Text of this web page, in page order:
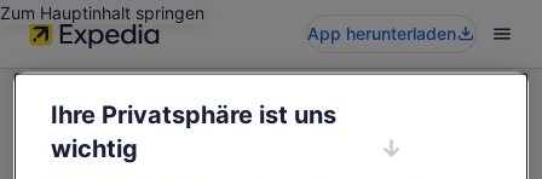
Zum Hauptinhalt springen
App herunterladen
Ihre Privatsphäre ist uns
wichtig